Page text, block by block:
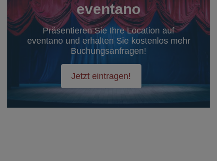
eventano
Präsentieren Sie Ihre Location auf
eventano und erhalten Sie kostenlos mehr
Buchungsanfragen!
Jetzt eintragen!